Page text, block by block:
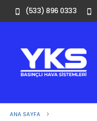
(533) 896 0333
ANA SAYFA